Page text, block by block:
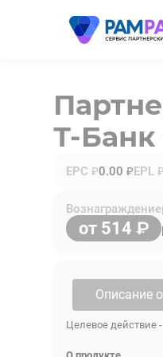
Т-
EPC ₽0.00 ₽EPL ₽
Вознаграждение
от 514
Описание
Целевое действие